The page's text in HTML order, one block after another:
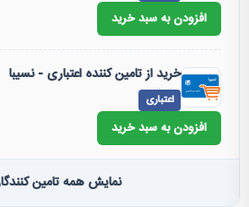
افزودن به سبد خرید
خرید از تامین کننده اعتباری - نسیبا
اعتباری
افزودن به سبد خرید
نمایش همه تامین